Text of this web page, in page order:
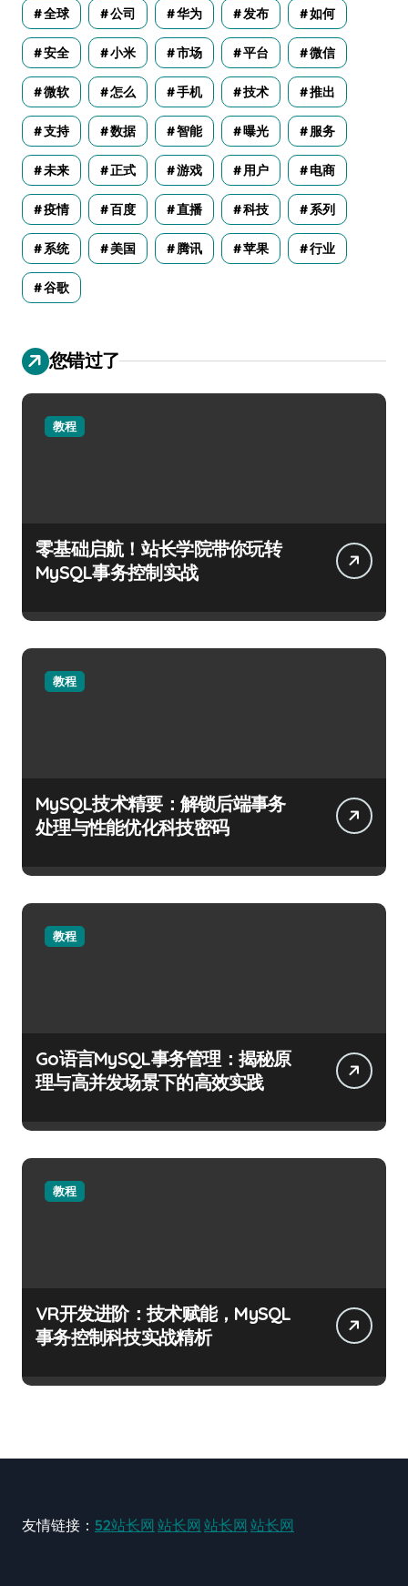
全球 公司 华为 发布 如何
安全 小米 市场 平台 微信
微软 怎么 手机 技术 推出
支持 数据 智能 曝光 服务
未来 正式 游戏 用户 电商
疫情 百度 直播 科技 系列
系统 美国 腾讯 苹果 行业
谷歌
您错过了
教程
零基础启航！站长学院带你玩转
MySQL事务控制实战
教程
MySQL技术精要：解锁后端事务
处理与性能优化科技密码
教程
Go语言MySQL事务管理：揭秘原
理与高并发场景下的高效实践
教程
VR开发进阶：技术赋能，MySQL
事务控制科技实战精析
友情链接： 52站长网 站长网 站长网 站长网